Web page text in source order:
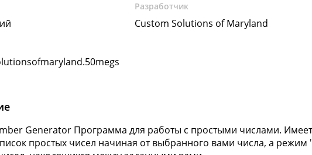
Разработчик
Custom Solutions of Maryland
Generator Программа для работы с простыми числами.
простых чисел начиная от выбранного вами числа, а режим